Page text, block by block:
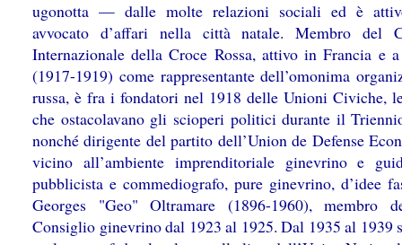
ugonotta — dalle molte relazioni sociali ed è
avvocato d’affari nella città natale. Membro del
Internazionale della Croce Rossa, attivo in Francia e
(1917-1919) come rappresentante dell’omonima
russa, è fra i fondatori nel 1918 delle Unioni Civiche,
che ostacolavano gli scioperi politici durante il
nonché dirigente del partito dell’Union de Defense
vicino all’ambiente imprenditoriale ginevrino e
pubblicista e commediografo, pure ginevrino, d’idee
Georges "Geo" Oltramare (1896-1960), membro
Consiglio ginevrino dal 1923 al 1925. Dal 1935 al 1939